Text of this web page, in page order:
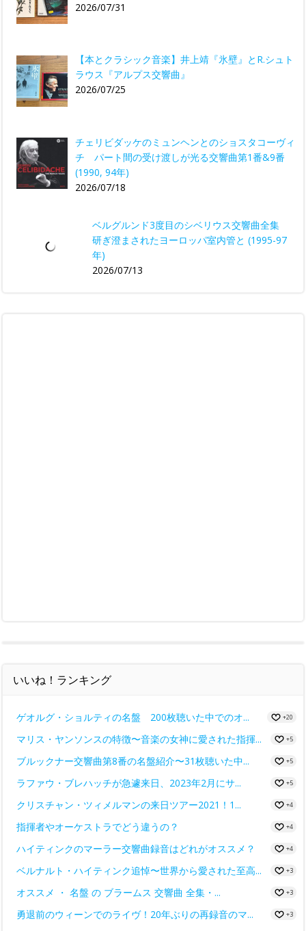
2026/07/31
【本とクラシック音楽】井上靖『氷壁』とR.シュト
ラウス『アルプス交響曲』
2026/07/25
チェリビダッケのミュンヘンとのショスタコーヴィ
チ パート間の受け渡しが光る交響曲第1番&9番
(1990, 94年)
2026/07/18
ベルグルンド3度目のシベリウス交響曲全集
研ぎ澄まされたヨーロッパ室内管と (1995-97
年)
2026/07/13
いいね！ランキング
ゲオルグ・ショルティの名盤 200枚聴いた中でのオ... +20
マリス・ヤンソンスの特徴〜音楽の女神に愛された指揮... +5
ブルックナー交響曲第8番の名盤紹介〜31枚聴いた中... +5
ラファウ・ブレハッチが急遽来日、2023年2月にサ... +5
クリスチャン・ツィメルマンの来日ツアー2021！1... +4
指揮者やオーケストラでどう違うの？ +4
ハイティンクのマーラー交響曲録音はどれがオススメ？ +4
ベルナルト・ハイティンク追悼〜世界から愛された至高... +3
オススメ ・ 名盤 の ブラームス 交響曲 全集・... +3
勇退前のウィーンでのライヴ！20年ぶりの再録音のマ... +3